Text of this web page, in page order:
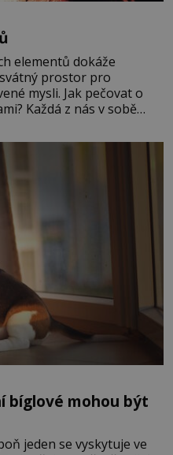
elementů dokáže
prostor pro
mysli. Jak pečovat o
Každá z nás v sobě
pokožky. Ohnivá znamení
Lva a Střelce v sobě
elán. Vaše
bíglové mohou být
jeden se vyskytuje ve